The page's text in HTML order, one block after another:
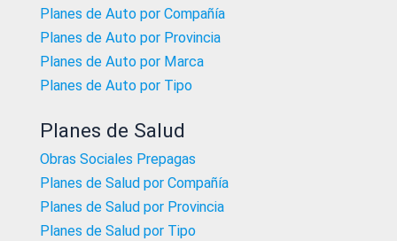
Planes de Auto por Compañía
Planes de Auto por Provincia
Planes de Auto por Marca
Planes de Auto por Tipo
Planes de Salud
Obras Sociales Prepagas
Planes de Salud por Compañía
Planes de Salud por Provincia
Planes de Salud por Tipo